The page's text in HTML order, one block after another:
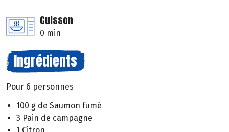
Cuisson
0 min
Ingrédients
Pour 6 personnes
100 g de Saumon fumé
3 Pain de campagne